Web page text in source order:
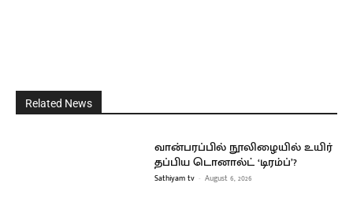
Related News
வான்பரப்பில் நூலிழையில் உயிர்
தப்பிய டொனால்ட் ‘டிரம்ப்’?
Sathiyam tv - August 6, 2026